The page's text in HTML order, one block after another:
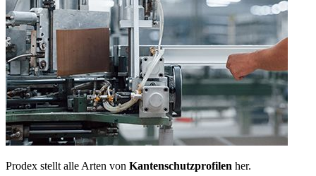
Prodex stellt alle Arten von Kantenschutzprofilen her.